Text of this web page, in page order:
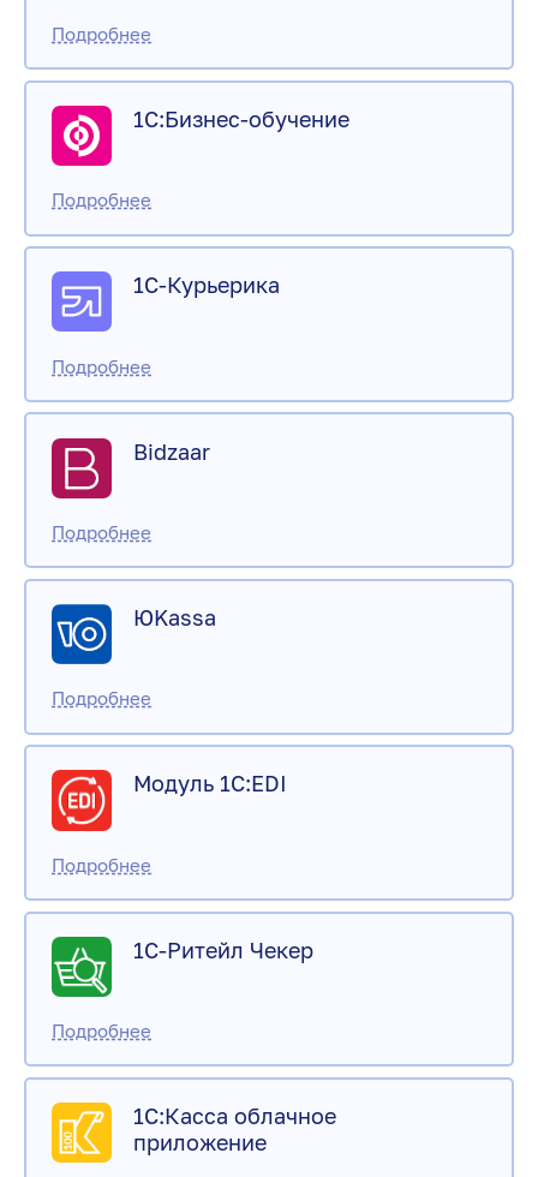
1С:Бизнес-обучение
1С-Курьерика
Bidzaar
ЮKassa
Модуль 1C:EDI
1С-Ритейл Чекер
1С:Касса облачное
приложение